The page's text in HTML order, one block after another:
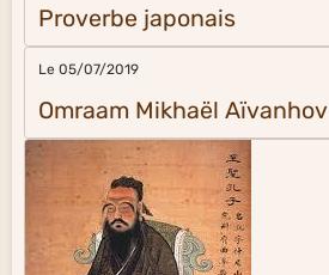
Proverbe japonais
Le 05/07/2019
Omraam Mikhaël Aïvanhov